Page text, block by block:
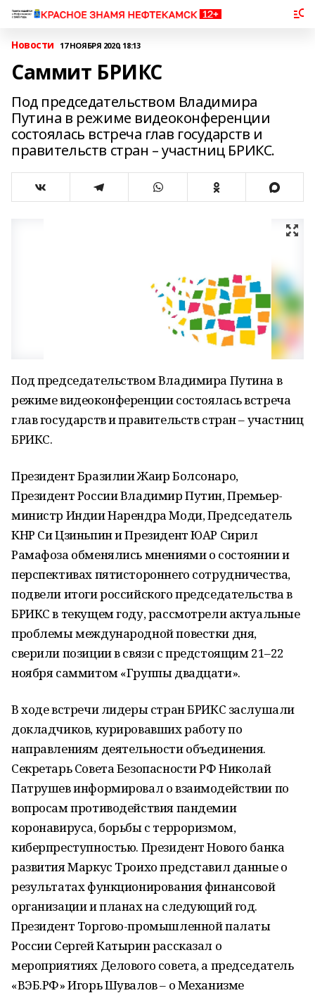
Новости 17 НОЯБРЯ 2020, 18:13
Саммит БРИКС
Под председательством Владимира
Путина в режиме видеоконференции
состоялась встреча глав государств и
правительств стран – участниц БРИКС.
Под председательством Владимира Путина в
режиме видеоконференции состоялась встреча
глав государств и правительств стран – участниц
БРИКС.
Президент Бразилии Жаир Болсонаро,
Президент России Владимир Путин, Премьер-
министр Индии Нарендра Моди, Председатель
КНР Си Цзиньпин и Президент ЮАР Сирил
Рамафоза обменялись мнениями о состоянии и
перспективах пятистороннего сотрудничества,
подвели итоги российского председательства в
БРИКС в текущем году, рассмотрели актуальные
проблемы международной повестки дня,
сверили позиции в связи с предстоящим 21–22
ноября саммитом «Группы двадцати».
В ходе встречи лидеры стран БРИКС заслушали
докладчиков, курировавших работу по
направлениям деятельности объединения.
Секретарь Совета Безопасности РФ Николай
Патрушев информировал о взаимодействии по
вопросам противодействия пандемии
коронавируса, борьбы с терроризмом,
киберпреступностью. Президент Нового банка
развития Маркус Троихо представил данные о
результатах функционирования финансовой
организации и планах на следующий год.
Президент Торгово-промышленной палаты
России Сергей Катырин рассказал о
мероприятиях Делового совета, а председатель
«ВЭБ.РФ» Игорь Шувалов – о Механизме